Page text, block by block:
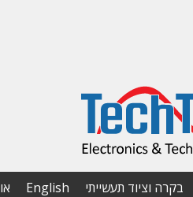
בקרה וציוד תעשייתי English